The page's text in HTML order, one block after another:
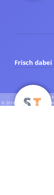
Frisch dabei
· · ·Datenschutz ·
© 2016 - 2026 SupraTix